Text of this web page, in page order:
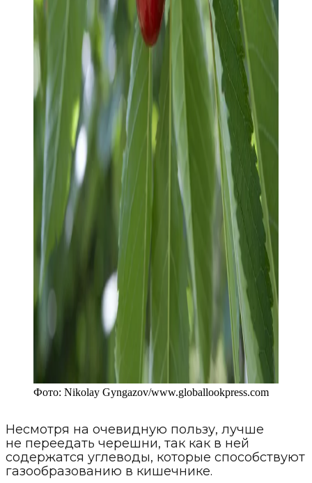
Фото: Nikolay Gyngazov/www.globallookpress.com
Несмотря на очевидную пользу, лучше
не переедать черешни, так как в ней
содержатся углеводы, которые способствуют
газообразованию в кишечнике.